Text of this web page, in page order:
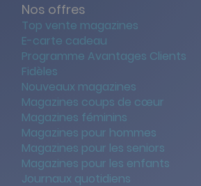
Nos offres
Top vente magazines
E-carte cadeau
Programme Avantages Clients
Fidèles
Nouveaux magazines
Magazines coups de cœur
Magazines féminins
Magazines pour hommes
Magazines pour les seniors
Magazines pour les enfants
Journaux quotidiens